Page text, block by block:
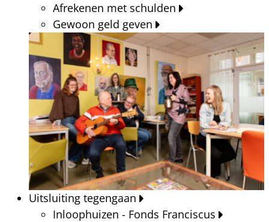
Afrekenen met schulden
Gewoon geld geven
Uitsluiting tegengaan
Inloophuizen - Fonds Franciscus